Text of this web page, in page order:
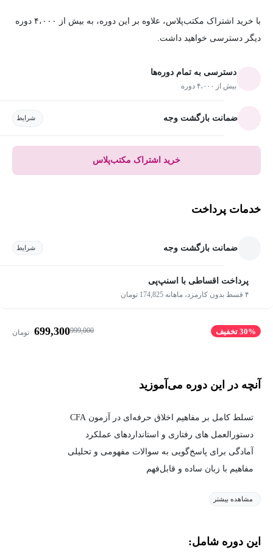
با خرید اشتراک مکتب‌پلاس، علاوه بر این دوره، به بیش از ۴،۰۰۰ دوره
دیگر دسترسی خواهید داشت.
دسترسی به تمام دوره‌ها
بیش از ۴،۰۰۰ دوره
ضمانت بازگشت وجه شرایط
خرید اشتراک مکتب‌پلاس
خدمات پرداخت
ضمانت بازگشت وجه شرایط
پرداخت اقساطی با اسنپ‌پی
۴ قسط بدون کارمزد، ماهانه 174,825 تومان
30% تخفیف 999,000
699,300 تومان
آنچه در این دوره می‌آموزید
تسلط کامل بر مفاهیم اخلاق حرفه‌ای در آزمون CFA
دستورالعمل های رفتاری و استانداردهای عملکرد
آمادگی برای پاسخ‌گویی به سوالات مفهومی و تحلیلی
مفاهیم با زبان ساده و قابل‌فهم
مشاهده بیشتر
این دوره شامل: